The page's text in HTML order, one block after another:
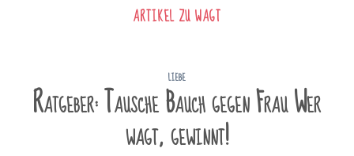
ARTIKEL ZUWAGT
LIEBE
Ratgeber: Tausche Bauch gegen Frau Wer
wagt, gewinnt!